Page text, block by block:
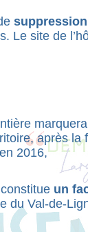
suppression
Le site de
après la
2016,
un
du Val-de-